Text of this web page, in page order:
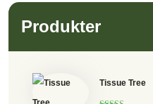
Produkter
Tissue Tree